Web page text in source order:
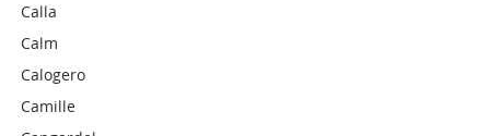
Calla
Calm
Calogero
Camille